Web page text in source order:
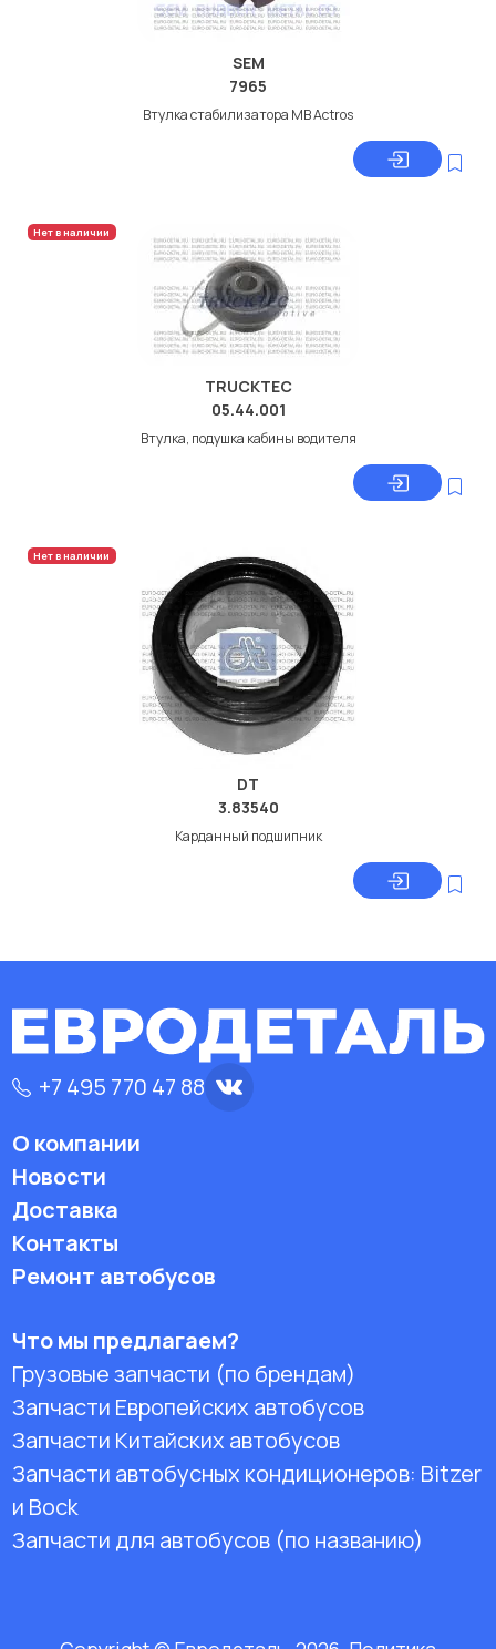
SEM
7965
Втулка стабилизатора МВ Actros
Нет в наличии
TRUCKTEC
05.44.001
Втулка, подушка кабины водителя
Нет в наличии
DT
3.83540
Карданный подшипник
+7 495 770 47 88
О компании
Новости
Доставка
Контакты
Ремонт автобусов
Что мы предлагаем?
Грузовые запчасти (по брендам)
Запчасти Европейских автобусов
Запчасти Китайских автобусов
Запчасти автобусных кондиционеров: Bitzer
и Bock
Запчасти для автобусов (по названию)